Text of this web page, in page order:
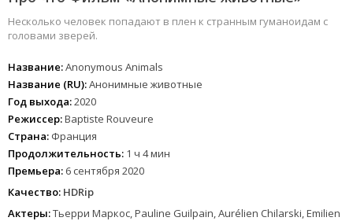
Несколько человек попадают в плен к странным гуманоидам с
головами зверей.
Название:Anonymous Animals
Название (RU):Анонимные животные
Год выхода:2020
Режиссер:Baptiste Rouveure
Страна: Франция
Продолжительность: 1 ч 4 мин
Премьера: 6 сентября 2020
Качество: HDRip
Актеры:Тьерри Маркос, Pauline Guilpain, Aurélien Chilarski, Emilien